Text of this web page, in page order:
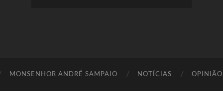
MONSENHOR ANDRÉ SAMPAIO NOTÍCIAS OPINIÃO